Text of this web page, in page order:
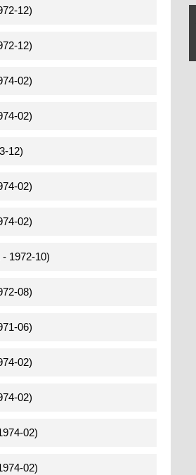
12)
12)
02)
02)
12)
02)
02)
1972-10)
08)
06)
02)
02)
02)
02)